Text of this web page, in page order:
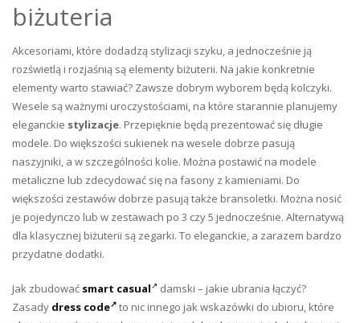
biżuteria
Akcesoriami, które dodadzą stylizacji szyku, a jednocześnie ją
rozświetlą i rozjaśnią są elementy biżuterii. Na jakie konkretnie
elementy warto stawiać? Zawsze dobrym wyborem będą kolczyki.
Wesele są ważnymi uroczystościami, na które starannie planujemy
eleganckie stylizacje. Przepięknie będą prezentować się długie
modele. Do większości sukienek na wesele dobrze pasują
naszyjniki, a w szczególności kolie. Można postawić na modele
metaliczne lub zdecydować się na fasony z kamieniami. Do
większości zestawów dobrze pasują także bransoletki. Można nosić
je pojedynczo lub w zestawach po 3 czy 5 jednocześnie. Alternatywą
dla klasycznej biżuterii są zegarki. To eleganckie, a zarazem bardzo
przydatne dodatki.
Jak zbudować smart casual
damski – jakie ubrania łączyć?
Zasady dress code
to nic innego jak wskazówki do ubioru, które